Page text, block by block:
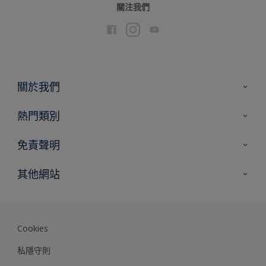
關注我們
關於我們
聯絡我們
熱門類別
尋找顏色
專家見解
免責聲明
色彩準確度
其他網站
Cookies
私隱守則